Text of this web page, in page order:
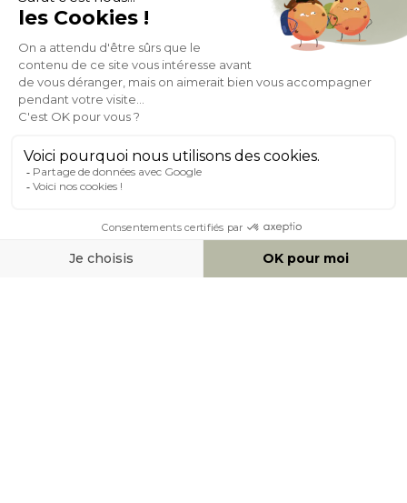
Expéditionen
24/72h
Appel gratuit
0 20 88 04 14
À PROPOS DE MILIBOO